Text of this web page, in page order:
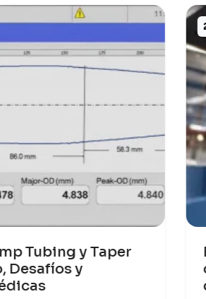
2 de septiembre de 2025
Extrusión de perfiles
completa sobre el